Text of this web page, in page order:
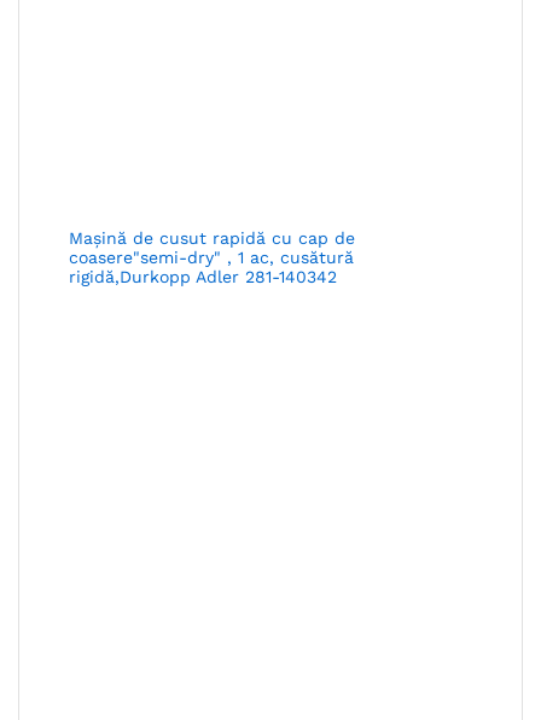
Maşină de cusut rapidă cu cap de
coasere"semi-dry" , 1 ac, cusătură
rigidă,Durkopp Adler 281-140342